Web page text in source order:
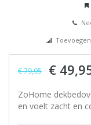
€ 79,95 €
ZoHome
en voelt zacht en